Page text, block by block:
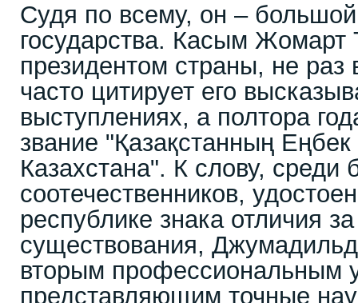
Судя по всему, он –
государства. Касым Жомарт
президентом страны, не раз
часто цитирует его
выступлениях, а полтора
звание "Қазақстанның
Казахстана". К слову,
соотечественников,
республике знака отличия
существования,
вторым профессиональным
представляющим точные